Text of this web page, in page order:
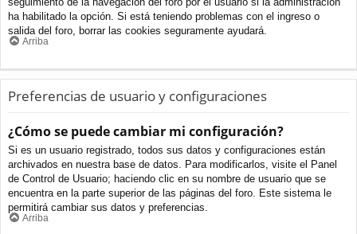
ha habilitado la opción. Si está teniendo problemas con el ingreso o
salida del foro, borrar las cookies seguramente ayudará.
Arriba
Preferencias de usuario y configuraciones
¿Cómo se puede cambiar mi configuración?
Si es un usuario registrado, todos sus datos y configuraciones están
archivados en nuestra base de datos. Para modificarlos, visite el Panel
de Control de Usuario; haciendo clic en su nombre de usuario que se
encuentra en la parte superior de las páginas del foro. Este sistema le
permitirá cambiar sus datos y preferencias.
Arriba